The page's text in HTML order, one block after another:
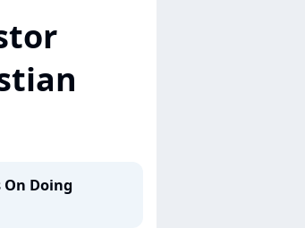
On Doing